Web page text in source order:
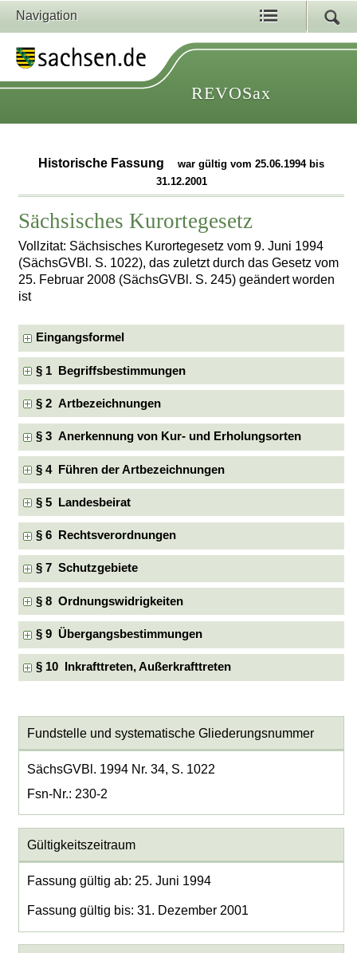
Navigation
REVOSax
Historische Fassung
war gültig vom 25.06.1994 bis
31.12.2001
Sächsisches Kurortegesetz
Vollzitat: Sächsisches Kurortegesetz vom 9. Juni 1994
(SächsGVBl. S. 1022), das zuletzt durch das Gesetz vom
25. Februar 2008 (SächsGVBl. S. 245) geändert worden
ist
Eingangsformel
§ 1 Begriffsbestimmungen
§ 2 Artbezeichnungen
§ 3 Anerkennung von Kur- und Erholungsorten
§ 4 Führen der Artbezeichnungen
§ 5 Landesbeirat
§ 6 Rechtsverordnungen
§ 7 Schutzgebiete
§ 8 Ordnungswidrigkeiten
§ 9 Übergangsbestimmungen
§ 10 Inkrafttreten, Außerkrafttreten
Fundstelle und systematische Gliederungsnummer
SächsGVBl. 1994 Nr. 34, S. 1022
Fsn-Nr.: 230-2
Gültigkeitszeitraum
Fassung gültig ab: 25. Juni 1994
Fassung gültig bis: 31. Dezember 2001